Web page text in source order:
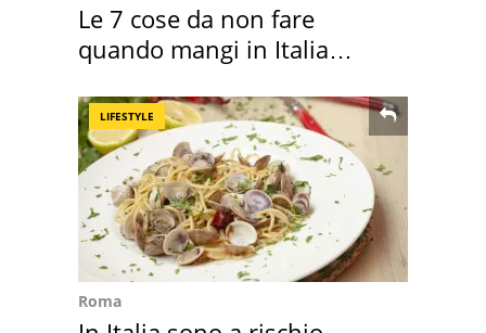
Le 7 cose da non fare
quando mangi in Italia
LIFESTYLE
Roma